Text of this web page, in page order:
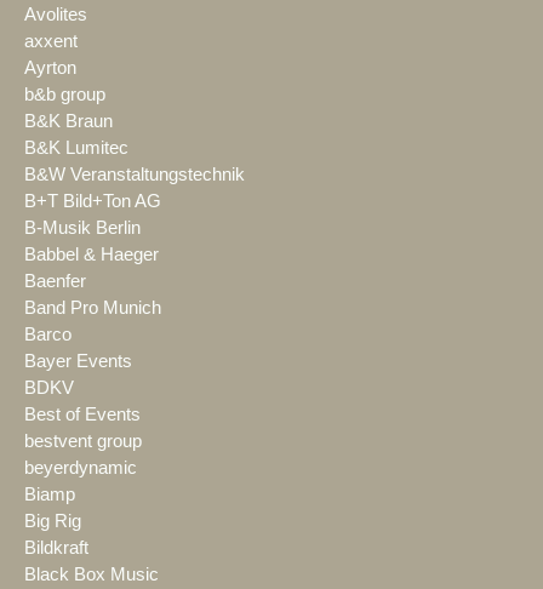
Avolites
axxent
Ayrton
b&b group
B&K Braun
B&K Lumitec
B&W Veranstaltungstechnik
B+T Bild+Ton AG
B-Musik Berlin
Babbel & Haeger
Baenfer
Band Pro Munich
Barco
Bayer Events
BDKV
Best of Events
bestvent group
beyerdynamic
Biamp
Big Rig
Bildkraft
Black Box Music